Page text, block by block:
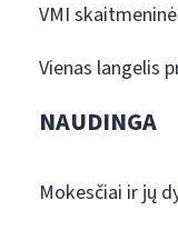
VMI
Vienas langelis
NAUDINGA
Mokesčiai ir jų